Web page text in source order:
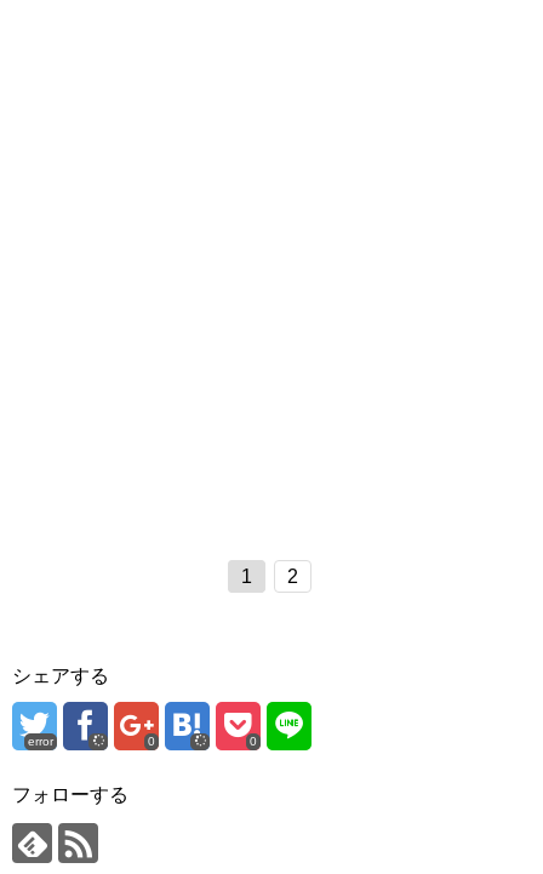
1 2
シェアする
error 0 0
フォローする